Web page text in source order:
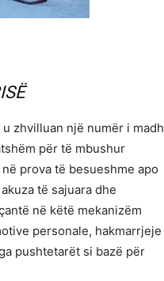
zhvilluan një numër i madh
për të mbushur
prova të besueshme apo
të sajuara dhe
në këtë mekanizëm
personale, hakmarrjeje
pushtetarët si bazë për